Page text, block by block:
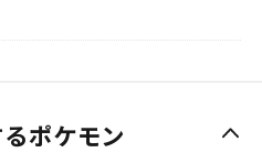
ポケモン